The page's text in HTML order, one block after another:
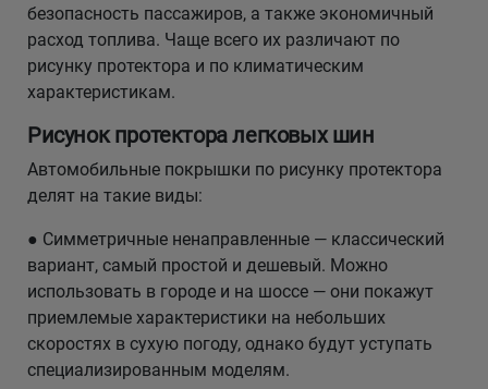
безопасность пассажиров, а также экономичный
расход топлива. Чаще всего их различают по
рисунку протектора и по климатическим
характеристикам.
Рисунок протектора легковых шин
Автомобильные покрышки по рисунку протектора
делят на такие виды:
● Симметричные ненаправленные — классический
вариант, самый простой и дешевый. Можно
использовать в городе и на шоссе — они покажут
приемлемые характеристики на небольших
скоростях в сухую погоду, однако будут уступать
специализированным моделям.